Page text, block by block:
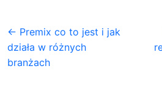
← Premix co to jest i jak
działa w różnych
branżach